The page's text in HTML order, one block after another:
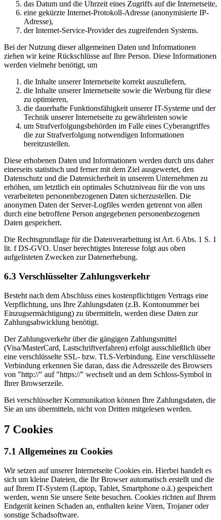
das Datum und die Uhrzeit eines Zugriffs auf die Internetseite,
eine gekürzte Internet-Protokoll-Adresse (anonymisierte IP-
Adresse),
der Internet-Service-Provider des zugreifenden Systems.
Bei der Nutzung dieser allgemeinen Daten und Informationen
ziehen wir keine Rückschlüsse auf Ihre Person. Diese Informationen
werden vielmehr benötigt, um
die Inhalte unserer Internetseite korrekt auszuliefern,
die Inhalte unserer Internetseite sowie die Werbung für diese
zu optimieren,
die dauerhafte Funktionsfähigkeit unserer IT-Systeme und der
Technik unserer Internetseite zu gewährleisten sowie
um Strafverfolgungsbehörden im Falle eines Cyberangriffes
die zur Strafverfolgung notwendigen Informationen
bereitzustellen.
Diese erhobenen Daten und Informationen werden durch uns daher
einerseits statistisch und ferner mit dem Ziel ausgewertet, den
Datenschutz und die Datensicherheit in unserem Unternehmen zu
erhöhen, um letztlich ein optimales Schutzniveau für die von uns
verarbeiteten personenbezogenen Daten sicherzustellen. Die
anonymen Daten der Server-Logfiles werden getrennt von allen
durch eine betroffene Person angegebenen personenbezogenen
Daten gespeichert.
Die Rechtsgrundlage für die Datenverarbeitung ist Art. 6 Abs. 1 S. 1
lit. f DS-GVO. Unser berechtigtes Interesse folgt aus oben
aufgelisteten Zwecken zur Datenerhebung.
6.3 Verschlüsselter Zahlungsverkehr
Besteht nach dem Abschluss eines kostenpflichtigen Vertrags eine
Verpflichtung, uns Ihre Zahlungsdaten (z.B. Kontonummer bei
Einzugsermächtigung) zu übermitteln, werden diese Daten zur
Zahlungsabwicklung benötigt.
Der Zahlungsverkehr über die gängigen Zahlungsmittel
(Visa/MasterCard, Lastschriftverfahren) erfolgt ausschließlich über
eine verschlüsselte SSL- bzw. TLS-Verbindung. Eine verschlüsselte
Verbindung erkennen Sie daran, dass die Adresszeile des Browsers
von "http://" auf "https://" wechselt und an dem Schloss-Symbol in
Ihrer Browserzeile.
Bei verschlüsselter Kommunikation können Ihre Zahlungsdaten, die
Sie an uns übermitteln, nicht von Dritten mitgelesen werden.
7 Cookies
7.1 Allgemeines zu Cookies
Wir setzen auf unserer Internetseite Cookies ein. Hierbei handelt es
sich um kleine Dateien, die Ihr Browser automatisch erstellt und die
auf Ihrem IT-System (Laptop, Tablet, Smartphone o.ä.) gespeichert
werden, wenn Sie unsere Seite besuchen. Cookies richten auf Ihrem
Endgerät keinen Schaden an, enthalten keine Viren, Trojaner oder
sonstige Schadsoftware.